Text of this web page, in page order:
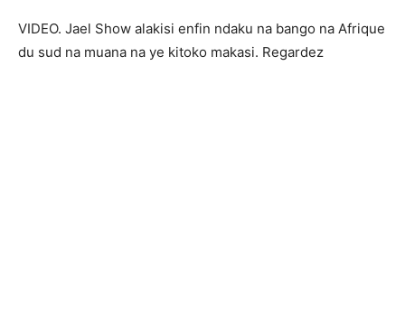
VIDEO. Jael Show alakisi enfin ndaku na bango na Afrique
du sud na muana na ye kitoko makasi. Regardez